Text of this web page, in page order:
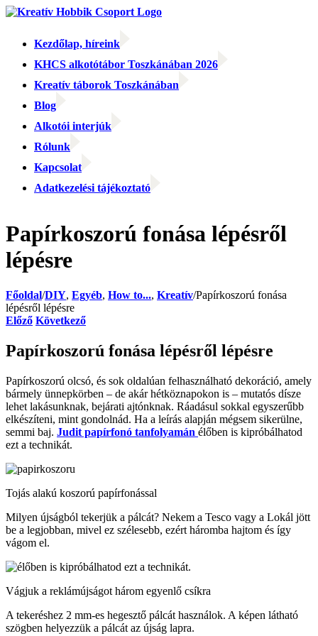
Kihagyás
Kezdőlap, híreink
KHCS alkotótábor Toszkánában 2026
Kreatív táborok Toszkánában
Blog
Alkotói interjúk
Rólunk
Kapcsolat
Adatkezelési tájékoztató
Papírkoszorú fonása lépésről
lépésre
Főoldal/DIY, Egyéb, How to..., Kreatív/Papírkoszorú fonása
lépésről lépésre
Előző Következő
Papírkoszorú fonása lépésről lépésre
Papírkoszorú olcsó, és sok oldalúan felhasználható dekoráció, amely
bármely ünnepkörben – de akár hétköznapokon is – mutatós dísze
lehet lakásunknak, bejárati ajtónknak. Ráadásul sokkal egyszerűbb
elkészíteni, mint gondolnád. Ha a leírás alapján mégsem sikerülne,
semmi baj. Judit papírfonó tanfolyamán élőben is kipróbálhatod
ezt a technikát.
Tojás alakú koszorú papírfonással
Milyen újságból tekerjük a pálcát? Nekem a Tesco vagy a Lokál jött
be a legjobban, mivel ez szélesebb, ezért háromba hajtom és így
vágom el.
Vágjuk a reklámújságot három egyenlő csíkra
A tekeréshez 2 mm-es hegesztő pálcát használok. A képen látható
szögben helyezzük a pálcát az újság lapra.